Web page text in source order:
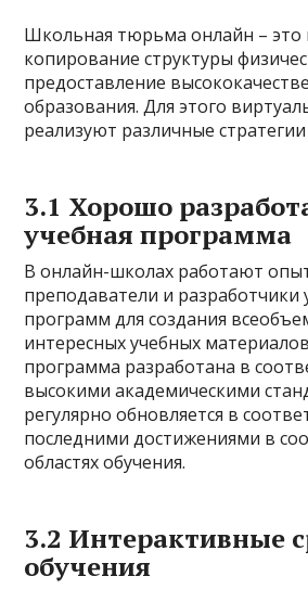
Школьная тюрьма онлайн – это
копирование структуры
предоставление
образования. Для этого
реализуют различные
3.1 Хорошо
учебная программа
В онлайн-школах работают
преподаватели и разработчики
программ для создания
интересных учебных
программа разработана в
высокими академическими
регулярно обновляется в
последними достижениями в
областях обучения.
3.2 Интерактивные
обучения